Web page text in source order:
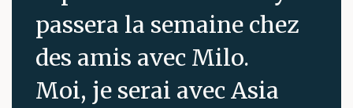
passera la semaine chez
des amis avec Milo.
Moi, je serai avec Asia